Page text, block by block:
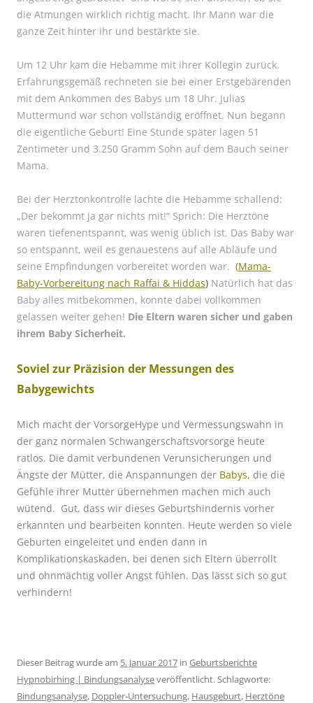
die Atmungen wirklich richtig macht. Ihr Mann war die
ganze Zeit hinter ihr und bestärkte sie.
Um 12 Uhr kam die Hebamme mit ihrer Kollegin zurück.
Erfahrungsgemäß rechneten sie bei einer Erstgebärenden
mit dem Ankommen des Babys um 18 Uhr. Julias
Muttermund war schon vollständig eröffnet. Nun begann
die eigentliche Geburt! Eine Stunde später lagen 51
Zentimeter und 3.250 Gramm Sohn auf dem Bauch seiner
Mama.
Bei der Herztonkontrolle lachte die Hebamme schallend:
„Der bekommt ja gar nichts mit!“ Sprich: Die Herztöne
waren tiefenentspannt, was wenig üblich ist. Das Baby war
so entspannt, weil es genauestens auf alle Abläufe und
seine Empfindungen vorbereitet worden war. (Mama-
Baby-Vorbereitung nach Raffai & Hiddas) Natürlich hat das
Baby alles mitbekommen, konnte dabei vollkommen
gelassen weiter gehen! Die Eltern waren sicher und gaben
ihrem Baby Sicherheit.
Soviel zur Präzision der Messungen des
Babygewichts
Mich macht der VorsorgeHype und Vermessungswahn in
der ganz normalen Schwangerschaftsvorsorge heute
ratlos. Die damit verbundenen Verunsicherungen und
Ängste der Mütter, die Anspannungen der Babys, die die
Gefühle ihrer Mutter übernehmen machen mich auch
wütend. Gut, dass wir dieses Geburtshindernis vorher
erkannten und bearbeiten konnten. Heute werden so viele
Geburten eingeleitet und enden dann in
Komplikationskaskaden, bei denen sich Eltern überrollt
und ohnmächtig voller Angst fühlen. Das lässt sich so gut
verhindern!
Dieser Beitrag wurde am 5. Januar 2017 in Geburtsberichte
Hypnobirhing | Bindungsanalyseveröffentlicht. Schlagworte:
Bindungsanalyse, Doppler-Untersuchung, Hausgeburt, Herztöne